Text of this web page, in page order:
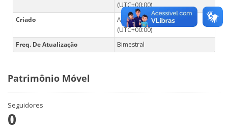
(UTC+00:00)
Criado
August 2, 2017, 5:56 PM
(UTC+00:00)
Freq. De Atualização
Bimestral
Patrimônio Móvel
Seguidores
0